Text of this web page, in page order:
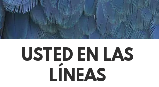
USTED EN LAS
LÍNEAS